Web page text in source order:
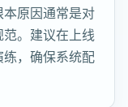
原因通常是对
。建议在上线
，确保系统配